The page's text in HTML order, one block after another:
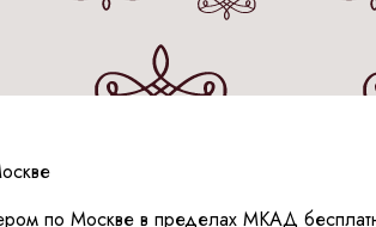
данных
по Москве в пределах МКАД